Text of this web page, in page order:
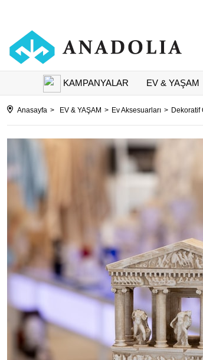
KAMPANYALAR EV & YAŞAM
Anasayfa EV & YAŞAM Ev Aksesuarları Dekoratif